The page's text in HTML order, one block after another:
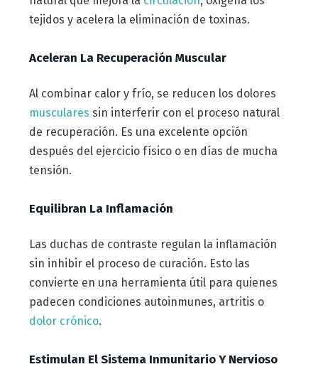
tejidos y acelera la eliminación de toxinas.
Aceleran La Recuperación Muscular
Al combinar calor y frío, se reducen los dolores
musculares sin interferir con el proceso natural
de recuperación. Es una excelente opción
después del ejercicio físico o en días de mucha
tensión.
Equilibran La Inflamación
Las duchas de contraste regulan la inflamación
sin inhibir el proceso de curación. Esto las
convierte en una herramienta útil para quienes
padecen condiciones autoinmunes, artritis o
dolor crónico.
Estimulan El Sistema Inmunitario Y Nervioso